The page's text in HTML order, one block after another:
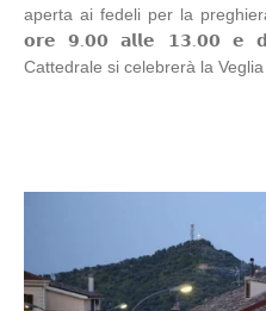
aperta ai fedeli per la
𝗼𝗿𝗲 𝟵.𝟬𝟬 𝗮𝗹𝗹𝗲 𝟭𝟯.𝟬𝟬 𝗲
Cattedrale si celebrerà la